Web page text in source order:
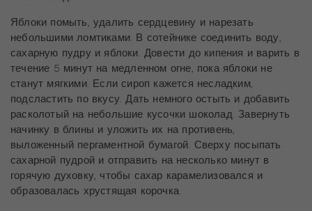
Яблоки помыть, удалить сердцевину и нарезать
небольшими ломтиками. В сотейнике соединить воду,
сахарную пудру и яблоки. Довести до кипения и варить в
течение 5 минут на медленном огне, пока яблоки не
станут мягкими. Если сироп кажется несладким,
подсластить по вкусу. Дать немного остыть и добавить
расколотый на небольшие кусочки шоколад. Завернуть
начинку в блины и уложить их на противень,
выложенный пергаментной бумагой. Сверху посыпать
сахарной пудрой и отправить на несколько минут в
горячую духовку, чтобы сахар карамелизовался и
образовалась хрустящая корочка.